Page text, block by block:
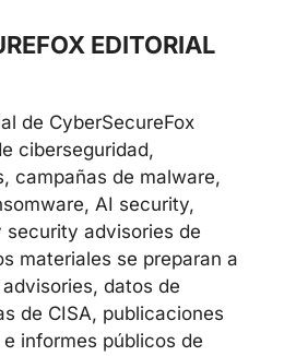
EDITORIAL
de CyberSecureFox
ciberseguridad,
campañas de malware,
AI security,
advisories de
materiales se preparan a
datos de
de CISA, publicaciones
informes públicos de